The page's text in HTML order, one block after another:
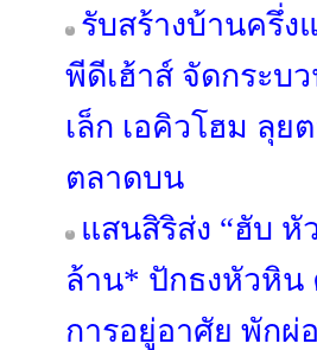
รับสร้างบ้านครึ่
พีดีเฮ้าส์ จัดกระบ
เล็ก เอคิวโฮม ลุ
ตลาดบน
แสนสิริส่ง “ฮับ หั
ล้าน* ปักธงหัวหิน
การอยู่อาศัย พักผ่